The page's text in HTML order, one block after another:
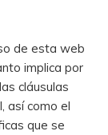
de esta web
implica por
cláusulas
así como el
que se